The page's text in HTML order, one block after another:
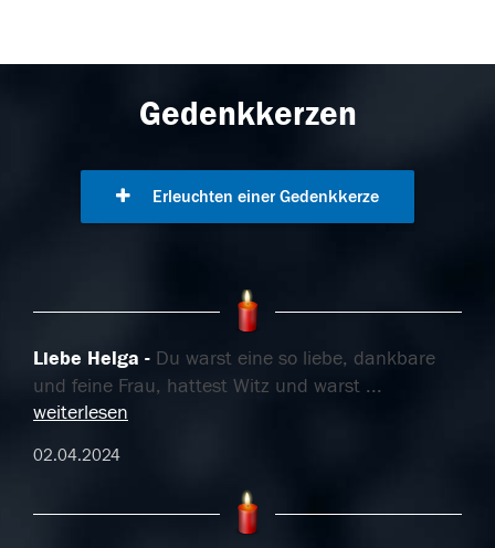
Gedenkkerzen
Erleuchten einer Gedenkkerze
Liebe Helga
Du warst eine so liebe, dankbare
und feine Frau, hattest Witz und warst ...
weiterlesen
02.04.2024